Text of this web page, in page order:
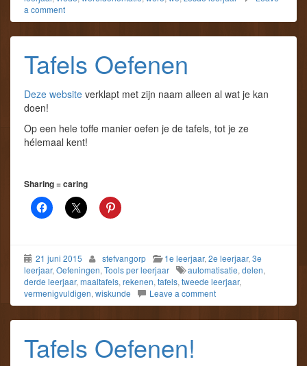
a comment
Tafels Oefenen
Deze website verklapt met zijn naam alleen al wat je kan
doen!
Op een hele toffe manier oefen je de tafels, tot je ze
hélemaal kent!
Sharing = caring
21 juni 2015 stefvangorp 1e leerjaar, 2e leerjaar, 3e
leerjaar, Oefeningen, Tools per leerjaar automatisatie, delen,
derde leerjaar, maaltafels, rekenen, tafels, tweede leerjaar,
vermenigvuldigen, wiskunde Leave a comment
Tafels Oefenen!